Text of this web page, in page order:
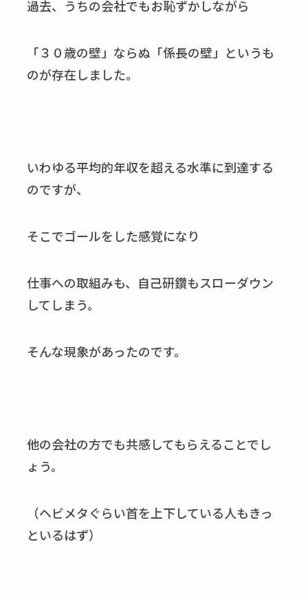
過去、うちの会社でもお恥ずかしながら
「３０歳の壁」ならぬ「係長の壁」というも
のが存在しました。
いわゆる平均的年収を超える水準に到達する
のですが、
そこでゴールをした感覚になり
仕事への取組みも、自己研鑽もスローダウン
してしまう。
そんな現象があったのです。
他の会社の方でも共感してもらえることでし
ょう。
（ヘビメタぐらい首を上下している人もきっ
といるはず）